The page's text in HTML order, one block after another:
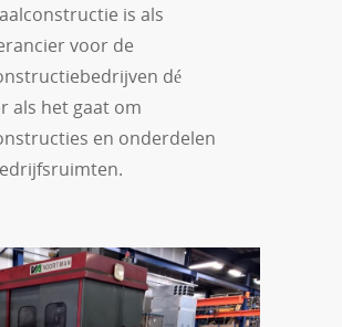
is als
voor de
dé
als het gaat om
en onderdelen